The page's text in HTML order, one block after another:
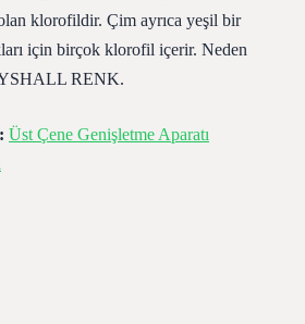
klorofildir. Çim ayrıca yeşil bir
için birçok klorofil içerir. Neden
RENK.
Üst Çene Genişletme Aparatı